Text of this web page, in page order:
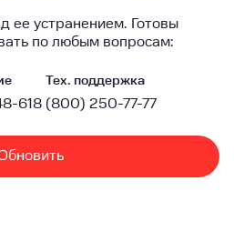
ее устранением. Готовы
по любым вопросам:
61
Тех. поддержка
8 (800) 250-77-77